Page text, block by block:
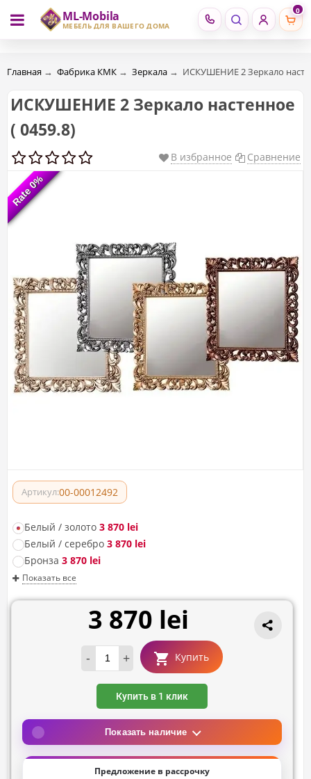
ML-Mobila
МЕБЕЛЬ ДЛЯ ВАШЕГО ДОМА
0
RU RO
Главная → Фабрика КМК → Зеркала → ИСКУШЕНИЕ 2 Зеркало
ИСКУШЕНИЕ 2 Зеркало настенное
( 0459.8)
В избранное Сравнение
Rate 0%
Rate 0%
Артикул:00-00012492
Белый / золото 3 870 lei
Белый / серебро 3 870 lei
Бронза 3 870 lei
Показать все
3 870 lei
- + Купить
Купить в 1 клик
Показать наличие
Предложение в рассрочку